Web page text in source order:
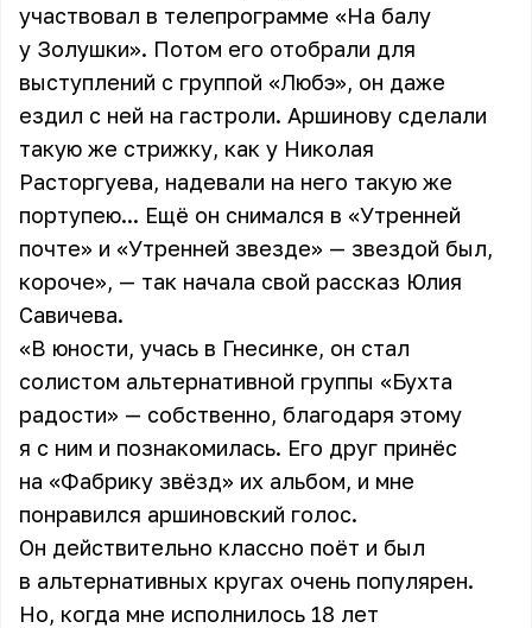
участвовал в телепрограмме «На балу
у Золушки». Потом его отобрали для
выступлений с группой «Любэ», он даже
ездил с ней на гастроли. Аршинову сделали
такую же стрижку, как у Николая
Расторгуева, надевали на него такую же
портупею... Ещё он снимался в «Утренней
почте» и «Утренней звезде» — звездой был,
короче», — так начала свой рассказ Юлия
Савичева.
«В юности, учась в Гнесинке, он стал
солистом альтернативной группы «Бухта
радости» — собственно, благодаря этому
я с ним и познакомилась. Его друг принёс
на «Фабрику звёзд» их альбом, и мне
понравился аршиновский голос.
Он действительно классно поёт и был
в альтернативных кругах очень популярен.
Но, когда мне исполнилось 18 лет